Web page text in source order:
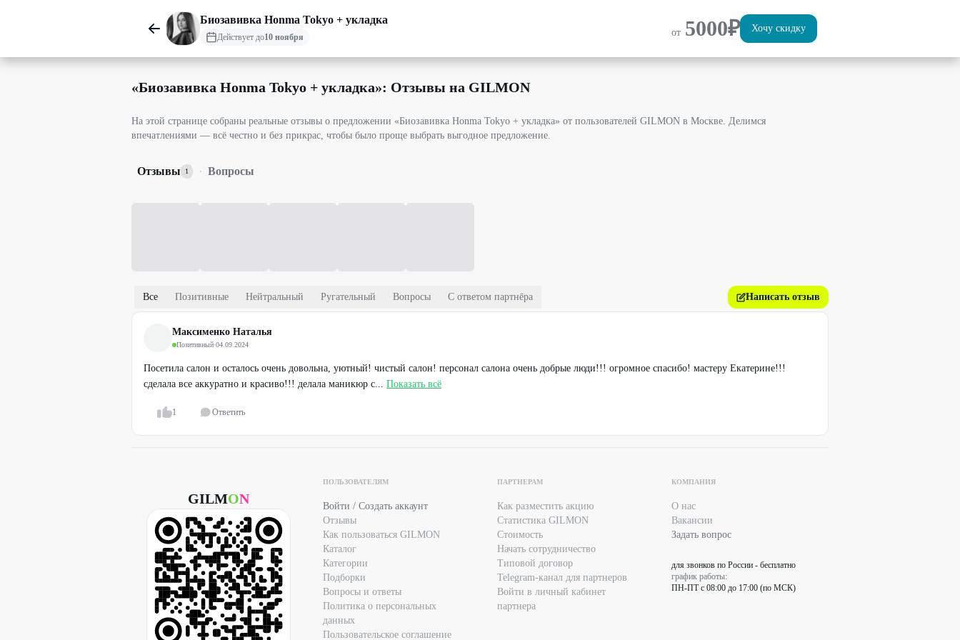
Биозавивка Honma Tokyo + укладка
Действует до10 ноября от 5000₽ Хочу скидку
«Биозавивка Honma Tokyo + укладка»: Отзывы на GILMON
На этой странице собраны реальные отзывы о предложении «Биозавивка Honma Tokyo + укладка» от пользователей GILMON в Москве. Делимся
впечатлениями — всё честно и без прикрас, чтобы было проще выбрать выгодное предложение.
Отзывы 1 · Вопросы
Все Позитивные Нейтральный Ругательный Вопросы С ответом партнёра Написать отзыв
Максименко Наталья
Позитивный·04.09.2024
Посетила салон и осталось очень довольна, уютный! чистый салон! персонал салона очень добрые люди!!! огромное спасибо! мастеру Екатерине!!!
сделала все аккуратно и красиво!!! делала маникюр с... Показать всё
1 Ответить
GILMON
ПОЛЬЗОВАТЕЛЯМ
Войти / Создать аккаунт
Отзывы
Как пользоваться GILMON
Каталог
Категории
Подборки
Вопросы и ответы
Политика о персональных
данных
Пользовательское соглашение
ПАРТНЕРАМ
Как разместить акцию
Статистика GILMON
Стоимость
Начать сотрудничество
Типовой договор
Telegram-канал для партнеров
Войти в личный кабинет
партнера
КОМПАНИЯ
О нас
Вакансии
Задать вопрос
для звонков по России - бесплатно
график работы:
ПН-ПТ с 08:00 до 17:00 (по МСК)